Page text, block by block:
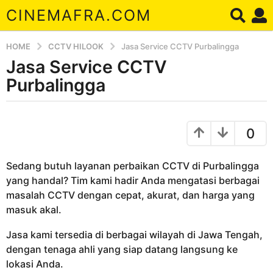
CINEMAFRA.COM
HOME CCTV HILOOK Jasa Service CCTV Purbalingga
b
u
g
o
8
b
l
a
n
Jasa Service CCTV
Purbalingga
d
a
0
Sedang butuh layanan perbaikan CCTV di Purbalingga
yang handal? Tim kami hadir Anda mengatasi berbagai
masalah CCTV dengan cepat, akurat, dan harga yang
masuk akal.
Jasa kami tersedia di berbagai wilayah di Jawa Tengah,
dengan tenaga ahli yang siap datang langsung ke
lokasi Anda.